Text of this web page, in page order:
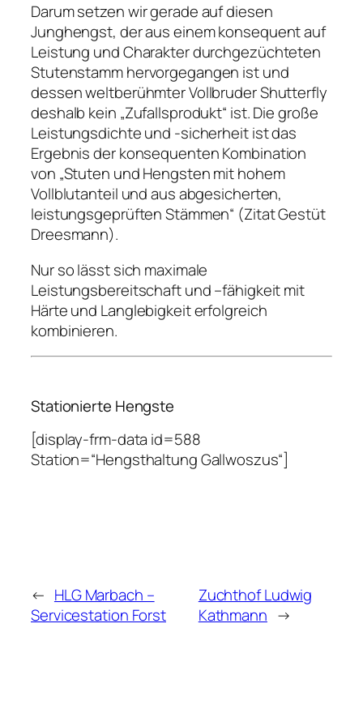
Darum setzen wir gerade auf diesen
Junghengst, der aus einem konsequent auf
Leistung und Charakter durchgezüchteten
Stutenstamm hervorgegangen ist und
dessen weltberühmter Vollbruder Shutterfly
deshalb kein „Zufallsprodukt“ ist. Die große
Leistungsdichte und -sicherheit ist das
Ergebnis der konsequenten Kombination
von „Stuten und Hengsten mit hohem
Vollblutanteil und aus abgesicherten,
leistungsgeprüften Stämmen“ (Zitat Gestüt
Dreesmann).
Nur so lässt sich maximale
Leistungsbereitschaft und –fähigkeit mit
Härte und Langlebigkeit erfolgreich
kombinieren.
Stationierte Hengste
[display-frm-data id=588
Station=“Hengsthaltung Gallwoszus“]
← HLG Marbach –
Servicestation Forst
Zuchthof Ludwig
Kathmann →